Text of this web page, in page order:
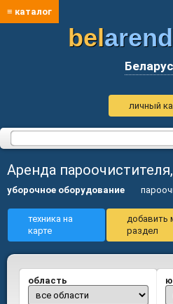
≡ каталог
bel
личный
Аренда
уборочное оборудование
техника на
карте
добавить
раздел
область